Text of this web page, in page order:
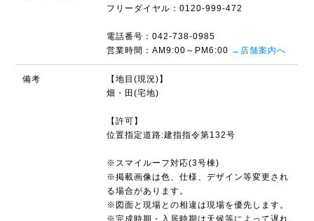
フリーダイヤル：0120-999-472
電話番号：042-738-0985
営業時間：AM9:00～PM6:00 →店舗案内へ
備考
【地目(現況)】
畑・田(宅地)
【許可】
位置指定道路:建指指令第132号
※スマイルーフ対応(3号棟)
※掲載画像は色、仕様、デザイン等変更され
る場合があります。
※図面と現場との相違は現場を優先します。
※完成時期・入居時期は天候等によって遅れ